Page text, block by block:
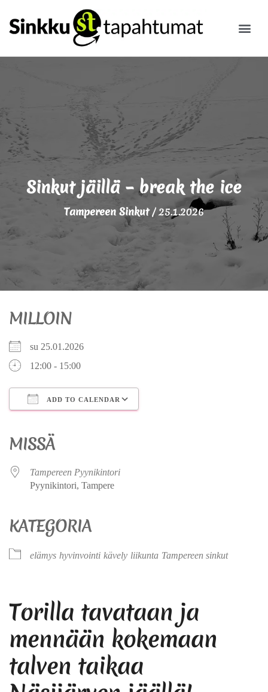
Sinkut jäillä – break the ice
Tampereen Sinkut/ 25.1.2026
MILLOIN
su 25.01.2026
12:00 - 15:00
ADD TO CALENDAR
MISSÄ
Tampereen Pyynikintori
Pyynikintori, Tampere
KATEGORIA
elämys hyvinvointi kävely liikunta Tampereen sinkut
Torilla tavataan ja
mennään kokemaan
talven taikaa